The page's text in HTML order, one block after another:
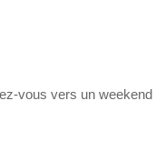
vous vers un